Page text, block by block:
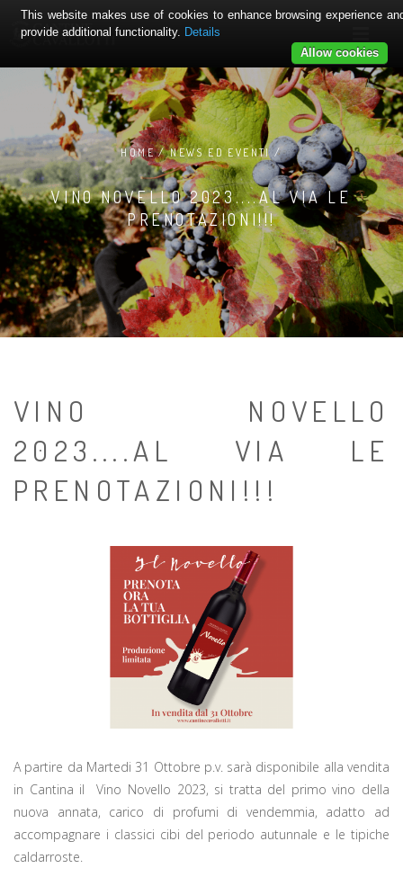
HOME / NEWS ED EVENTI /
VINO NOVELLO 2023....AL VIA LE
PRENOTAZIONI!!!
VINO NOVELLO
2023....AL VIA LE
PRENOTAZIONI!!!
A partire da Martedi 31 Ottobre p.v. sarà disponibile alla vendita
in Cantina il Vino Novello 2023, si tratta del primo vino della
nuova annata, carico di profumi di vendemmia, adatto ad
accompagnare i classici cibi del periodo autunnale e le tipiche
caldarroste.
This website makes use of cookies to enhance browsing experience
provide additional functionality. Details
Allow cookies